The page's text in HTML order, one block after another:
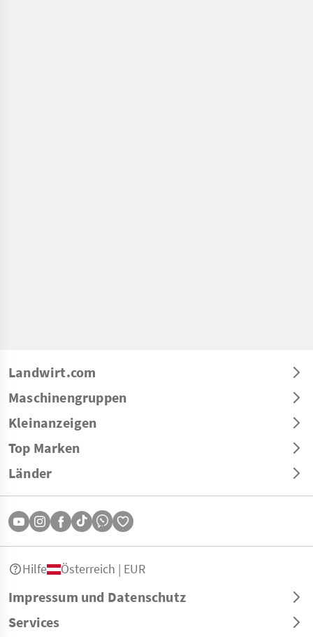
Landwirt.com
Maschinengruppen
Kleinanzeigen
Top Marken
Länder
Impressum und Datenschutz
Services
Hilfe Österreich | EUR